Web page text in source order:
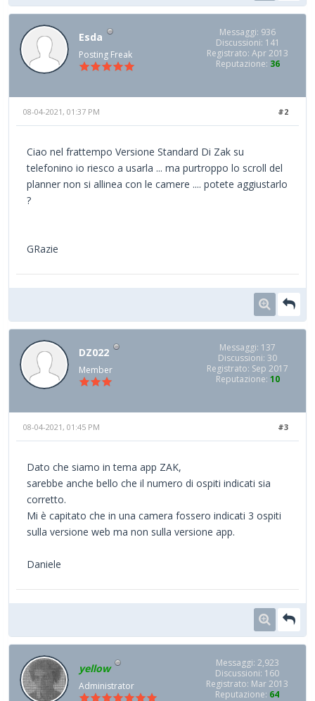
Esda
Posting Freak
Messaggi: 936
Discussioni: 141
Registrato: Apr 2013
Reputazione: 36
#2
08-04-2021, 01:37 PM
Ciao nel frattempo Versione Standard Di Zak su
telefonino io riesco a usarla ... ma purtroppo lo scroll del
planner non si allinea con le camere .... potete aggiustarlo
?
GRazie
DZ022
Member
Messaggi: 137
Discussioni: 30
Registrato: Sep 2017
Reputazione: 10
#3
08-04-2021, 01:45 PM
Dato che siamo in tema app ZAK,
sarebbe anche bello che il numero di ospiti indicati sia
corretto.
Mi è capitato che in una camera fossero indicati 3 ospiti
sulla versione web ma non sulla versione app.
Daniele
yellow
Administrator
Messaggi: 2,923
Discussioni: 160
Registrato: Mar 2013
Reputazione: 64